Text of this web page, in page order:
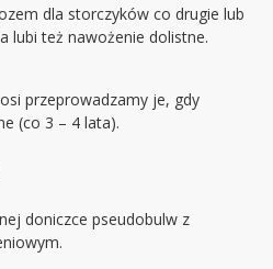
dla storczyków co drugie lub
lubi też nawożenie dolistne.
przeprowadzamy je, gdy
(co 3 – 4 lata).
doniczce pseudobulw z